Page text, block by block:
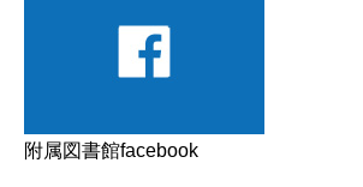
附属図書館facebook